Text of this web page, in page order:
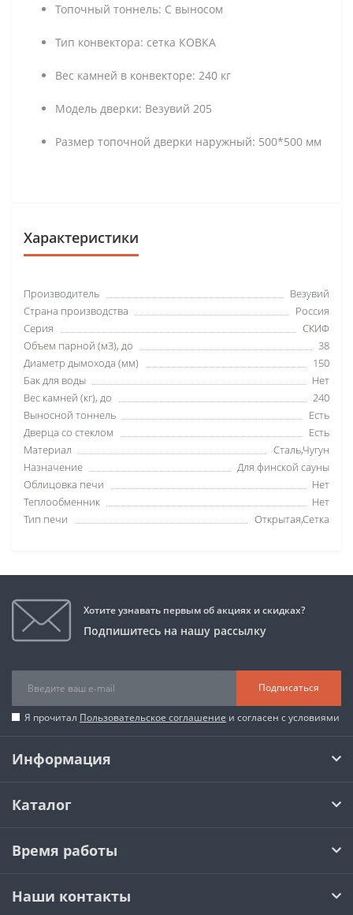
Топочный тоннель: С выносом
Тип конвектора: сетка КОВКА
Вес камней в конвекторе: 240 кг
Модель дверки: Везувий 205
Размер топочной дверки наружный: 500*500 мм
Характеристики
Производитель
Везувий
Страна производства
Россия
Серия
СКИФ
Объем парной (м3), до
38
Диаметр дымохода (мм)
150
Бак для воды
Нет
Вес камней (кг), до
240
Выносной тоннель
Есть
Дверца со стеклом
Есть
Материал
Сталь,Чугун
Назначение
Для финской сауны
Облицовка печи
Нет
Теплообменник
Нет
Тип печи
Открытая,Сетка
Хотите узнавать первым об акциях и скидках?
Подпишитесь на нашу рассылку
Подписаться
Я прочитал Пользовательское соглашение и согласен с условиями
Информация
Каталог
Время работы
Наши контакты